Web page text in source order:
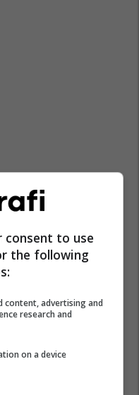
consent to use
the following
content, advertising and
research and
on a device